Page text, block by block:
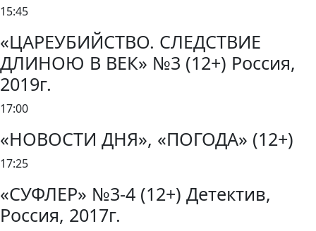
15:45
«ЦАРЕУБИЙСТВО. СЛЕДСТВИЕ
ДЛИНОЮ В ВЕК» №3 (12+) Россия,
2019г.
17:00
«НОВОСТИ ДНЯ», «ПОГОДА» (12+)
17:25
«СУФЛЕР» №3-4 (12+) Детектив,
Россия, 2017г.